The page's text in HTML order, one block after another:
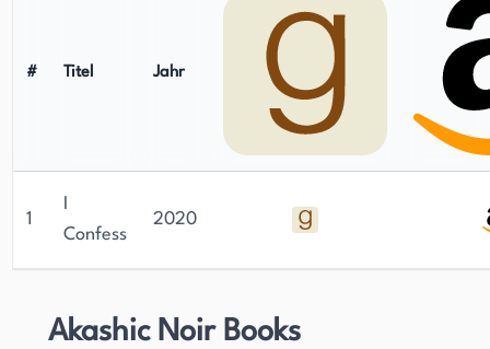
# Titel Jahr
1
Confess
2020
Akashic Noir Books